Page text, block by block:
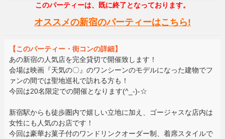
このパーティーは、既に終了となっております。
オススメの新宿のパーティーはこちら!
【このパーティー・街コンの詳細】
あの新宿の人気店を完全貸切で開催致します！
会場は映画『天気の〇』のワンシーンのモデルになった建物でフ
ァンの間では聖地巡礼で訪れる方も！
今回は20名限定での開催となります(^_-)-☆
新宿駅からも徒歩圏内で嬉しい立地に加え、ゴージャスな店内は
女性にも人気のお店です！
今回は豪華お菓子付のワンドリンクオーダー制、着席スタイルで